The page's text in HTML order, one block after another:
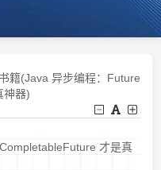
籍(Java 异步编程：Future
神器)
才是真